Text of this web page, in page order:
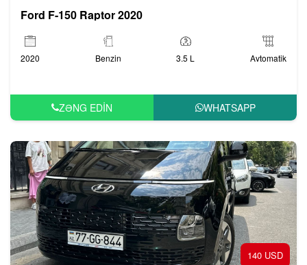
Ford F-150 Raptor 2020
2020 Benzin 3.5 L Avtomatik
ZƏNG EDIN WHATSAPP
140 USD